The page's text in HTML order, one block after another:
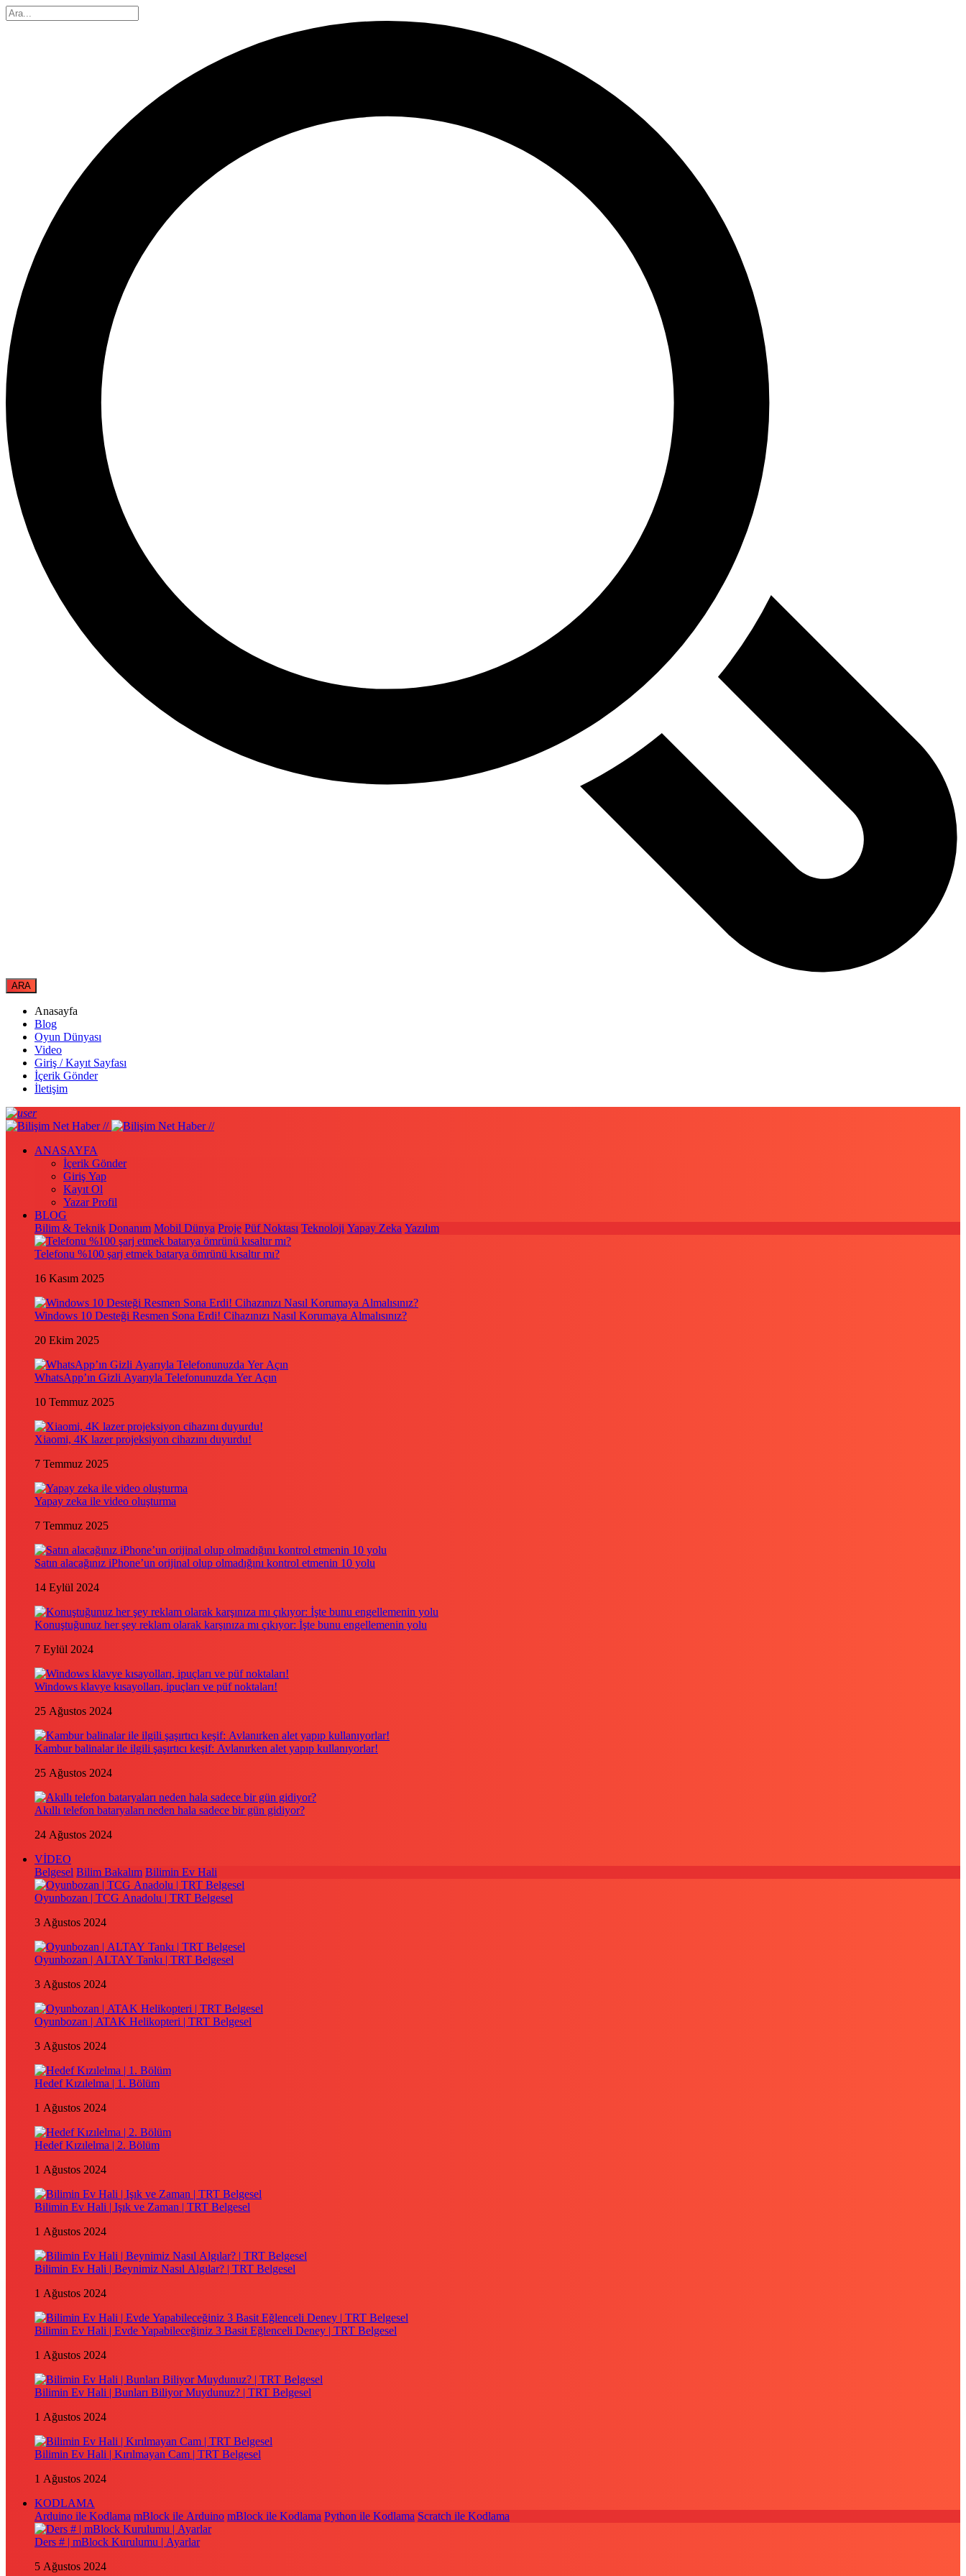
Anasayfa
Blog
Oyun Dünyası
Video
Giriş / Kayıt Sayfası
İçerik Gönder
İletişim
ANASAYFA
İçerik Gönder
Giriş Yap
Kayıt Ol
Yazar Profil
BLOG
Bilim & Teknik Donanım Mobil Dünya Proje Püf Noktası Teknoloji Yapay Zeka Yazılım
Telefonu %100 şarj etmek batarya ömrünü kısaltır mı?
16 Kasım 2025
Windows 10 Desteği Resmen Sona Erdi! Cihazınızı Nasıl Korumaya Almalısınız?
20 Ekim 2025
WhatsApp’ın Gizli Ayarıyla Telefonunuzda Yer Açın
10 Temmuz 2025
Xiaomi, 4K lazer projeksiyon cihazını duyurdu!
7 Temmuz 2025
Yapay zeka ile video oluşturma
7 Temmuz 2025
Satın alacağınız iPhone’un orijinal olup olmadığını kontrol etmenin 10 yolu
14 Eylül 2024
Konuştuğunuz her şey reklam olarak karşınıza mı çıkıyor: İşte bunu engellemenin yolu
7 Eylül 2024
Windows klavye kısayolları, ipuçları ve püf noktaları!
25 Ağustos 2024
Kambur balinalar ile ilgili şaşırtıcı keşif: Avlanırken alet yapıp kullanıyorlar!
25 Ağustos 2024
Akıllı telefon bataryaları neden hala sadece bir gün gidiyor?
24 Ağustos 2024
VİDEO
Belgesel Bilim Bakalım Bilimin Ev Hali
Oyunbozan | TCG Anadolu | TRT Belgesel
3 Ağustos 2024
Oyunbozan | ALTAY Tankı | TRT Belgesel
3 Ağustos 2024
Oyunbozan | ATAK Helikopteri | TRT Belgesel
3 Ağustos 2024
Hedef Kızılelma | 1. Bölüm
1 Ağustos 2024
Hedef Kızılelma | 2. Bölüm
1 Ağustos 2024
Bilimin Ev Hali | Işık ve Zaman | TRT Belgesel
1 Ağustos 2024
Bilimin Ev Hali | Beynimiz Nasıl Algılar? | TRT Belgesel
1 Ağustos 2024
Bilimin Ev Hali | Evde Yapabileceğiniz 3 Basit Eğlenceli Deney | TRT Belgesel
1 Ağustos 2024
Bilimin Ev Hali | Bunları Biliyor Muydunuz? | TRT Belgesel
1 Ağustos 2024
Bilimin Ev Hali | Kırılmayan Cam | TRT Belgesel
1 Ağustos 2024
KODLAMA
Arduino ile Kodlama mBlock ile Arduino mBlock ile Kodlama Python ile Kodlama Scratch ile Kodlama
Ders # | mBlock Kurulumu | Ayarlar
5 Ağustos 2024